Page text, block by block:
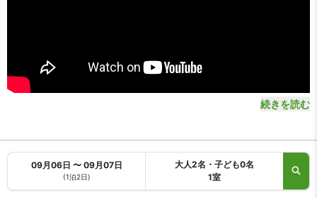
【駐車場】
【お食事、レストラン】
朝食はビュッフェ形式です（有料）。館内に2 つのレストラン、バ
ー / ラウンジ、カフェがあります。
続きを読む
09月06日 〜 09月07日
(1泊2日)
大人2名・子ども0名
1室